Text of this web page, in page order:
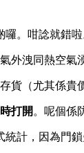
。咁諗就錯
外洩同熱空氣
貨（尤其係貴
打開 。呢個係
計，因為門